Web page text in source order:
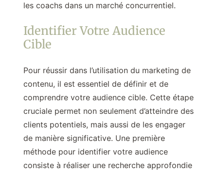
les coachs dans un marché concurrentiel.
Identifier Votre Audience
Cible
Pour réussir dans l’utilisation du marketing de
contenu, il est essentiel de définir et de
comprendre votre audience cible. Cette étape
cruciale permet non seulement d’atteindre des
clients potentiels, mais aussi de les engager
de manière significative. Une première
méthode pour identifier votre audience
consiste à réaliser une recherche approfondie